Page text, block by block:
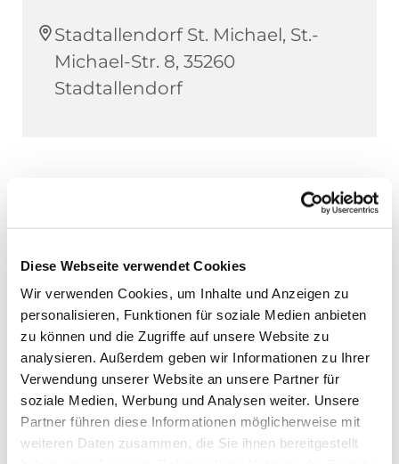
Diese Webseite verwendet Cookies
Wir verwenden Cookies, um Inhalte und Anzeigen zu
personalisieren, Funktionen für soziale Medien anbieten
zu können und die Zugriffe auf unsere Website zu
analysieren. Außerdem geben wir Informationen zu Ihrer
Verwendung unserer Website an unsere Partner für
soziale Medien, Werbung und Analysen weiter. Unsere
Partner führen diese Informationen möglicherweise mit
weiteren Daten zusammen, die Sie ihnen bereitgestellt
Stadtallendorf St. Michael, St.-
Michael-Str. 8, 35260
Stadtallendorf